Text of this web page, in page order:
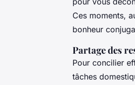
Ces moments,
bonheur
Partage des
Pour concilier
tâches